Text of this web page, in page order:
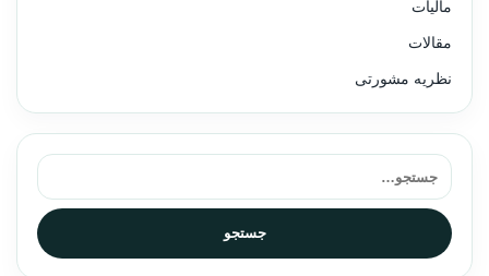
مالیات
مقالات
نظریه مشورتی
جستجو برای:
جستجو